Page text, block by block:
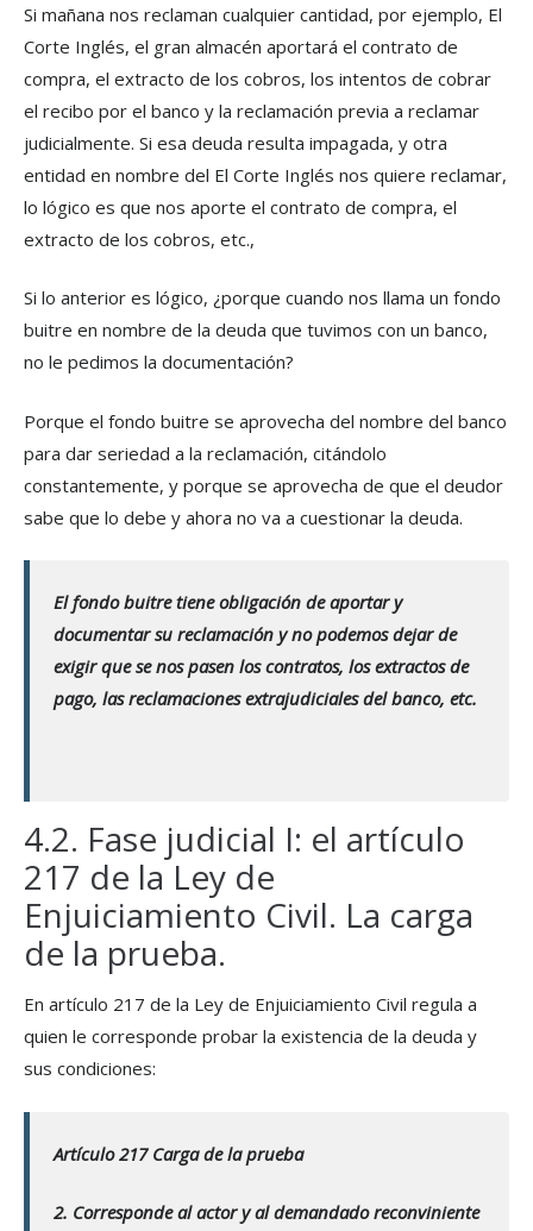
Si mañana nos reclaman cualquier cantidad, por ejemplo, El
Corte Inglés, el gran almacén aportará el contrato de
compra, el extracto de los cobros, los intentos de cobrar
el recibo por el banco y la reclamación previa a reclamar
judicialmente. Si esa deuda resulta impagada, y otra
entidad en nombre del El Corte Inglés nos quiere reclamar,
lo lógico es que nos aporte el contrato de compra, el
extracto de los cobros, etc.,
Si lo anterior es lógico, ¿porque cuando nos llama un fondo
buitre en nombre de la deuda que tuvimos con un banco,
no le pedimos la documentación?
Porque el fondo buitre se aprovecha del nombre del banco
para dar seriedad a la reclamación, citándolo
constantemente, y porque se aprovecha de que el deudor
sabe que lo debe y ahora no va a cuestionar la deuda.
El fondo buitre tiene obligación de aportar y
documentar su reclamación y no podemos dejar de
exigir que se nos pasen los contratos, los extractos de
pago, las reclamaciones extrajudiciales del banco, etc.
4.2. Fase judicial I: el artículo
217 de la Ley de
Enjuiciamiento Civil. La carga
de la prueba.
En artículo 217 de la Ley de Enjuiciamiento Civil regula a
quien le corresponde probar la existencia de la deuda y
sus condiciones:
Artículo 217 Carga de la prueba
2. Corresponde al actor y al demandado reconviniente